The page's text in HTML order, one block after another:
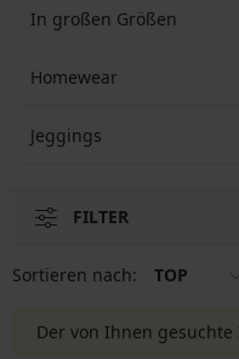
In großen Größen
Homewear
Jeggings
FILTER
Sortieren nach: TOP
Der von Ihnen